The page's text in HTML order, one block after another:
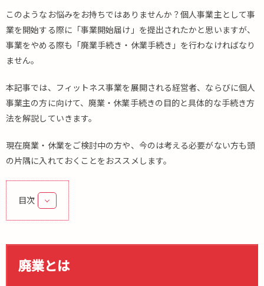
このようなお悩みをお持ちではありませんか？個人事業主として事
業を開始する際に「事業開始届け」を提出されたかと思いますが、
事業をやめる際も「廃業手続き・休業手続き」を行わなければなり
ません。
本記事では、フィットネス事業を展開される経営者、ならびに個人
事業主の方に向けて、廃業・休業手続きの目的と具体的な手続き方
法を解説していきます。
現在廃業・休業をご検討中の方や、今のは考える必要がない方も頭
の片隅に入れておくことをおススメします。
目次
1.
業
と
は
廃業とは